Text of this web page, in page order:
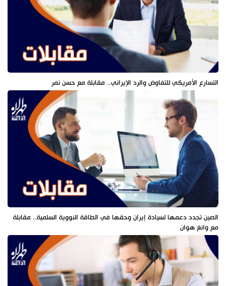
التسارع الأمريكي للتفاوض والرد الإيراني.. مقابلة مع حسن نمر
الصين تجدد دعمها لسيادة إيران وحقها في الطاقة النووية السلمية.. مقابلة
مع وانغ هوان